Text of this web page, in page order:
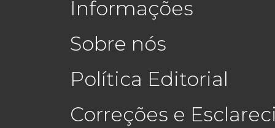
Informações
Sobre nós
Política Editorial
Correções e